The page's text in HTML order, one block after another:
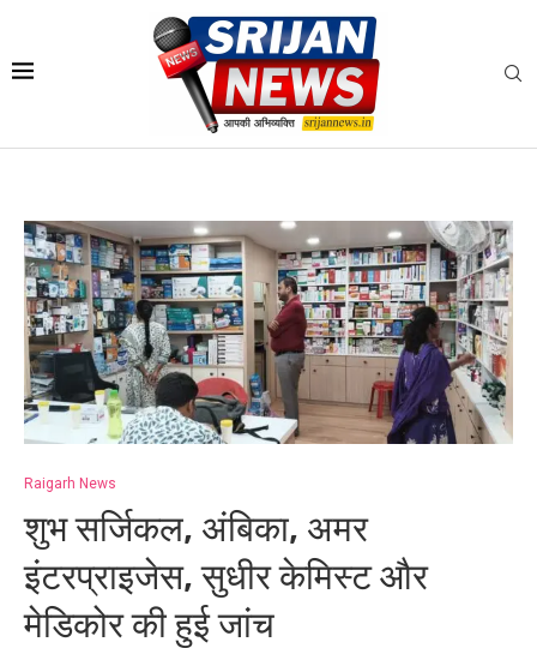
Raigarh News
शुभ सर्जिकल, अंबिका, अमर
इंटरप्राइजेस, सुधीर केमिस्ट और
मेडिकोर की हुई जांच